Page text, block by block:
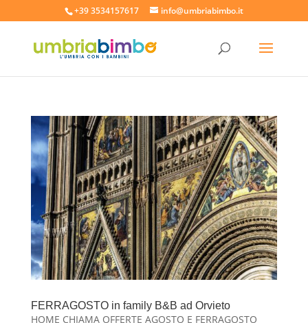
+39 3534157617 info@umbriabimbo.it
FERRAGOSTO in family B&B ad Orvieto
HOME CHIAMA OFFERTE AGOSTO E FERRAGOSTO